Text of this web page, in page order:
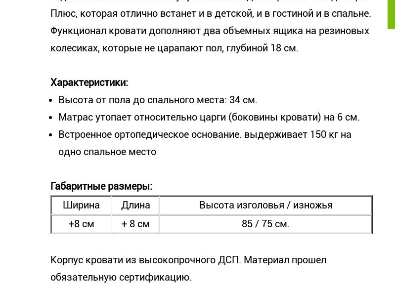
Плюс, которая отлично встанет и в детской, и в гостиной и в спальне.
Функционал кровати дополняют два объемных ящика на резиновых
колесиках, которые не царапают пол, глубиной 18 см.
Характеристики:
Высота от пола до спального места: 34 см.
Матрас утопает относительно царги (боковины кровати) на 6 см.
Встроенное ортопедическое основание. выдерживает 150 кг на
одно спальное место
Габаритные размеры:
Ширина
Длина
Высота изголовья / изножья
+8 см
+ 8 см 85 / 75 см.
Корпус кровати из высокопрочного ДСП. Материал прошел
обязательную сертификацию.